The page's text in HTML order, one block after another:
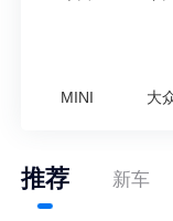
MINI 大
推荐 新车